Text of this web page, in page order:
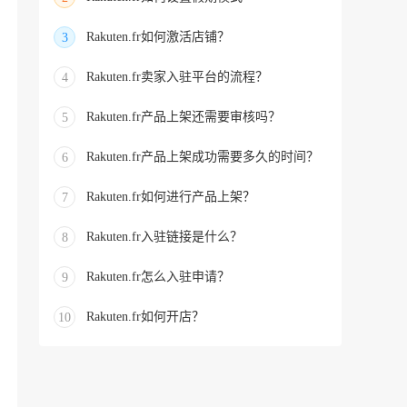
3 Rakuten.fr如何激活店铺？
4 Rakuten.fr卖家入驻平台的流程？
5 Rakuten.fr产品上架还需要审核吗？
6 Rakuten.fr产品上架成功需要多久的时间？
7 Rakuten.fr如何进行产品上架？
8 Rakuten.fr入驻链接是什么？
9 Rakuten.fr怎么入驻申请？
10 Rakuten.fr如何开店？